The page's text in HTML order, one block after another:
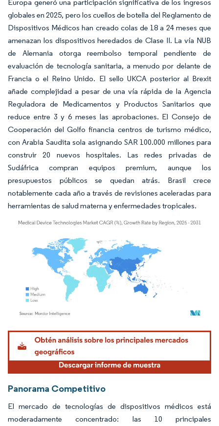
Europa generó una participación significativa de los ingresos
globales en 2025, pero los cuellos de botella del Reglamento de
Dispositivos Médicos han creado colas de 18 a 24 meses que
amenazan los dispositivos heredados de Clase II. La vía NUB
de Alemania otorga reembolso temporal pendiente de
evaluación de tecnología sanitaria, a menudo por delante de
Francia o el Reino Unido. El sello UKCA posterior al Brexit
añade complejidad a pesar de una vía rápida de la Agencia
Reguladora de Medicamentos y Productos Sanitarios que
reduce entre 3 y 6 meses las aprobaciones. El Consejo de
Cooperación del Golfo financia centros de turismo médico,
con Arabia Saudita sola asignando SAR 100.000 millones para
construir 20 nuevos hospitales. Las redes privadas de
Sudáfrica compran equipos premium, aunque los
presupuestos públicos se quedan atrás. Brasil crece
notablemente cada año a través de revisiones aceleradas para
herramientas de salud materna y enfermedades tropicales.
Imagen © Mordor Intelligence. El uso requiere atribución según CC BY 4.0.
Panorama Competitivo
El mercado de tecnologías de dispositivos médicos está
moderadamente concentrado: las 10 principales